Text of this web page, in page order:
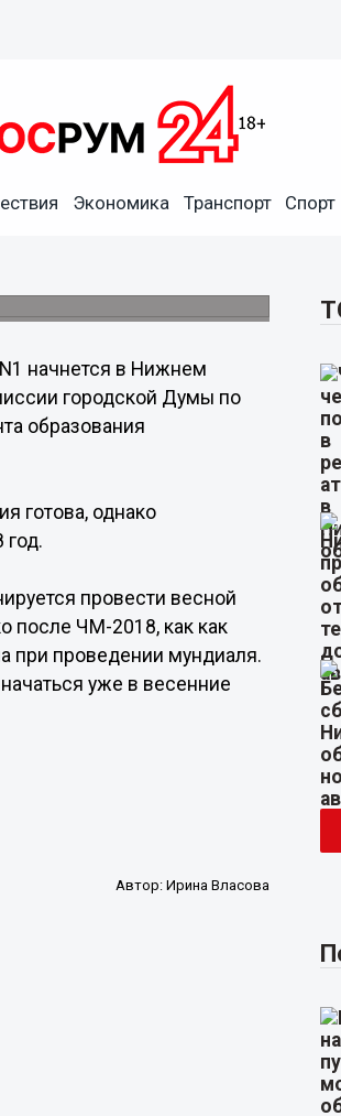
Экономика Транспорт Спорт
после
начнется в Нижнем
городской Думы по
образования
готова, однако
год.
провести весной
после ЧМ-2018, как как
при проведении мундиаля.
уже в весенние
Автор: Ирина Власова